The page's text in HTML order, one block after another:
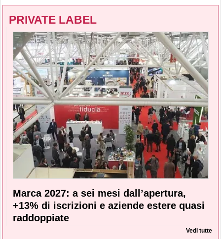
PRIVATE LABEL
Marca 2027: a sei mesi dall’apertura,
+13% di iscrizioni e aziende estere quasi
raddoppiate
Vedi tutte